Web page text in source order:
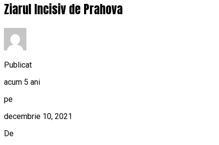
Ziarul Incisiv de Prahova
Publicat
acum 5 ani
pe
decembrie 10, 2021
De